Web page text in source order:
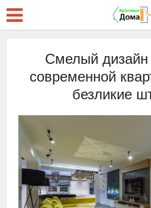
Смелый дизайн
современной
безликие